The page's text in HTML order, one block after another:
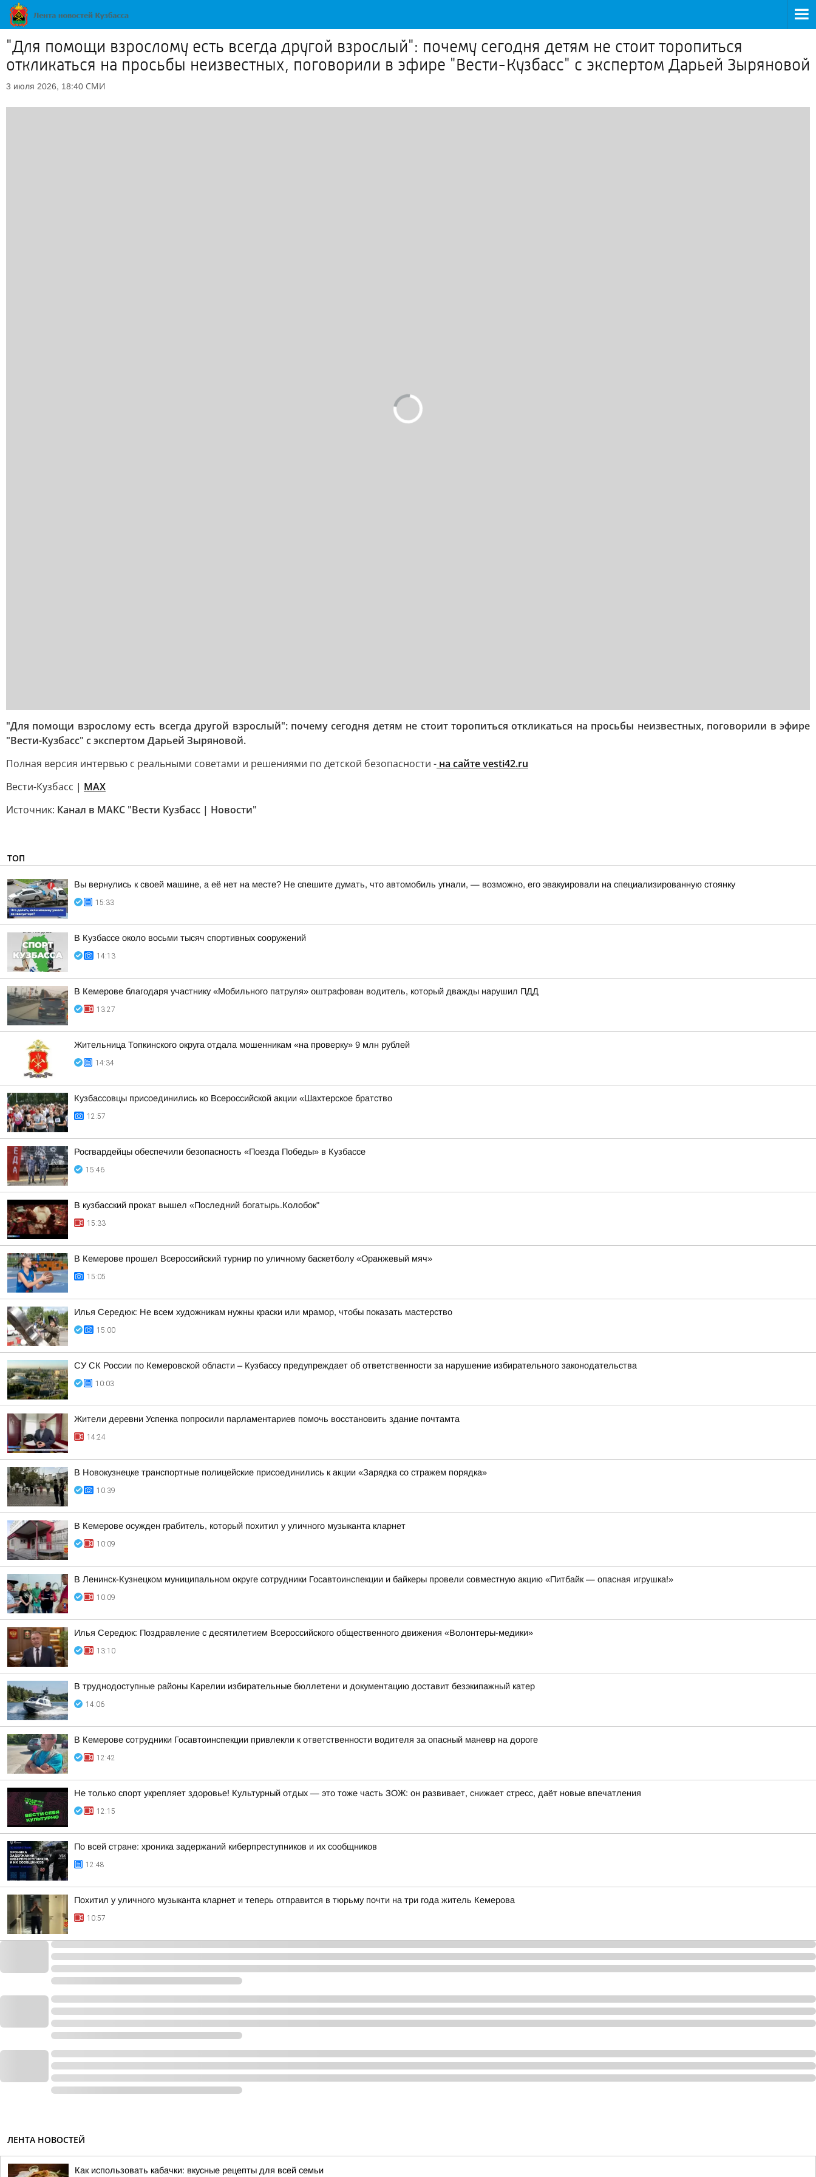
"Для помощи взрослому есть всегда другой взрослый": почему сегодня детям не стоит торопиться
откликаться на просьбы неизвестных, поговорили в эфире "Вести-Кузбасс" с экспертом Дарьей Зыряновой
3 июля 2026, 18:40 СМИ
"Для помощи взрослому есть всегда другой взрослый": почему сегодня детям не стоит торопиться откликаться на просьбы неизвестных, поговорили в эфире
"Вести-Кузбасс" с экспертом Дарьей Зыряновой.
Полная версия интервью с реальными советами и решениями по детской безопасности - на сайте vesti42.ru
Вести-Кузбасс | MAX
Источник: Канал в МАКС "Вести Кузбасс | Новости"
ТОП
Вы вернулись к своей машине, а её нет на месте? Не спешите думать, что автомобиль угнали, — возможно, его эвакуировали на специализированную стоянку
15:33
В Кузбассе около восьми тысяч спортивных сооружений
14:13
В Кемерове благодаря участнику «Мобильного патруля» оштрафован водитель, который дважды нарушил ПДД
13:27
Жительница Топкинского округа отдала мошенникам «на проверку» 9 млн рублей
14:34
Кузбассовцы присоединились ко Всероссийской акции «Шахтерское братство
12:57
Росгвардейцы обеспечили безопасность «Поезда Победы» в Кузбассе
15:46
В кузбасский прокат вышел «Последний богатырь.Колобок"
15:33
В Кемерове прошел Всероссийский турнир по уличному баскетболу «Оранжевый мяч»
15:05
Илья Середюк: Не всем художникам нужны краски или мрамор, чтобы показать мастерство
15:00
СУ СК России по Кемеровской области – Кузбассу предупреждает об ответственности за нарушение избирательного законодательства
10:03
Жители деревни Успенка попросили парламентариев помочь восстановить здание почтамта
14:24
В Новокузнецке транспортные полицейские присоединились к акции «Зарядка со стражем порядка»
10:39
В Кемерове осужден грабитель, который похитил у уличного музыканта кларнет
10:09
В Ленинск-Кузнецком муниципальном округе сотрудники Госавтоинспекции и байкеры провели совместную акцию «Питбайк — опасная игрушка!»
10:09
Илья Середюк: Поздравление с десятилетием Всероссийского общественного движения «Волонтеры-медики»
13:10
В труднодоступные районы Карелии избирательные бюллетени и документацию доставит безэкипажный катер
14:06
В Кемерове сотрудники Госавтоинспекции привлекли к ответственности водителя за опасный маневр на дороге
12:42
Не только спорт укрепляет здоровье! Культурный отдых — это тоже часть ЗОЖ: он развивает, снижает стресс, даёт новые впечатления
12:15
По всей стране: хроника задержаний киберпреступников и их сообщников
12:48
Похитил у уличного музыканта кларнет и теперь отправится в тюрьму почти на три года житель Кемерова
10:57
ЛЕНТА НОВОСТЕЙ
Как использовать кабачки: вкусные рецепты для всей семьи